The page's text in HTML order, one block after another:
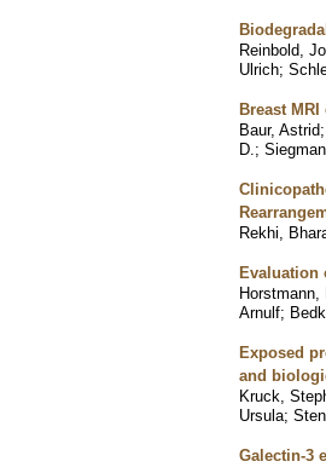
Reinbold,
Ulrich;
Breast
Baur, Astrid;
D. ;
Rekhi,
Evaluation
Horstmann,
Arnulf;
Exposed
and
Kruck,
Ursula;
Galectin-3